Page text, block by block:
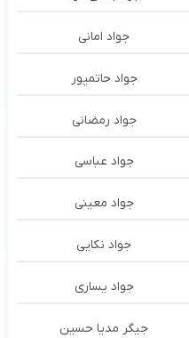
جواد امانی
جواد حاتمپور
جواد رمضانی
جواد عباسی
جواد معینی
جواد نکایی
جواد یساری
جیگر مدیا حسین